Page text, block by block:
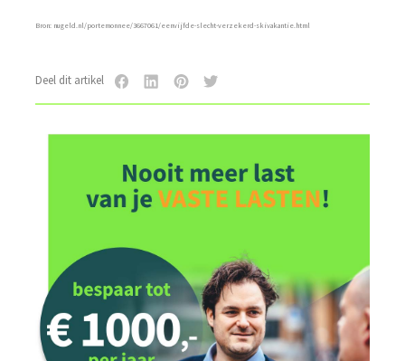
Bron: nugeld.nl/portemonnee/3667061/eenvijfde-slecht-verzekerd-skivakantie.html
Deel dit artikel